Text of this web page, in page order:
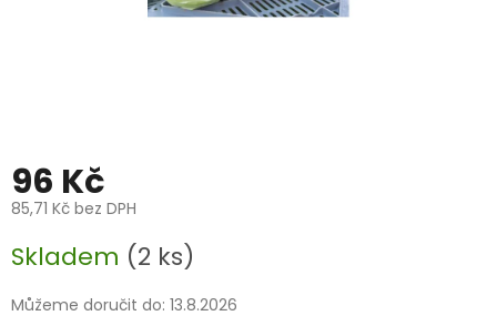
96 Kč
85,71 Kč bez DPH
cena:
Skladem (2 ks)
Můžeme doručit do: 13.8.2026